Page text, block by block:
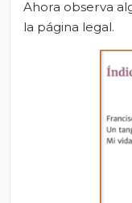
Ahora observa
la página legal.